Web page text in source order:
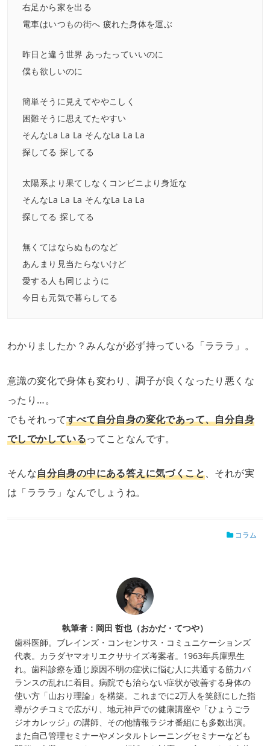
右足から家を出る
電車はいつもの街へ 疲れた身体を運ぶ
昨日と違う世界 あったっていいのに
僕も欲しいのに
簡単そうに見えてややこしく
困難そうに思えてたやすい
そんなLa La La そんなLa La La
探してる 探してる
太陽系より果てしなくコンビニより身近な
そんなLa La La そんなLa La La
探してる 探してる
無くてはならぬものなど
あんまり見当たらないけど
愛する人も同じように
今日も元気で暮らしてる
わかりましたか？みんなが必ず持っている「ラララ」。
意識の変化で身体も変わり、調子が良くなったり悪くな
ったり…。
でもそれってすべて自分自身の変化であって、自分自身
でしでかしているってことなんです。
そんな自分自身の中にある答えに気づくこと、それが実
は「ラララ」なんでしょうね。
コラム
執筆者：岡田 哲也（おかだ・てつや）
歯科医師。ブレインズ・コンセンサス・コミュニケーションズ
代表。カラダヤマオリエクササイズ考案者。1963年兵庫県生
れ。歯科診療を通じ原因不明の症状に悩む人に共通する筋力バ
ランスの乱れに着目。病院でも治らない症状が改善する身体の
使い方「山おり理論」を構築。これまでに2万人を笑顔にした指
導がクチコミで広がり、地元神戸での健康講座や「ひょうごラ
ジオカレッジ」の講師、その他情報ラジオ番組にも多数出演。
また自己管理セミナーやメンタルトレーニングセミナーなども